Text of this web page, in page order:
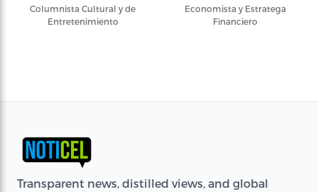
Columnista Cultural y de
Entretenimiento
Economista y Estratega
Financiero
Transparent news, distilled views, and global